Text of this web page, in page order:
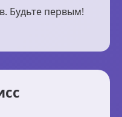
Будьте первым!